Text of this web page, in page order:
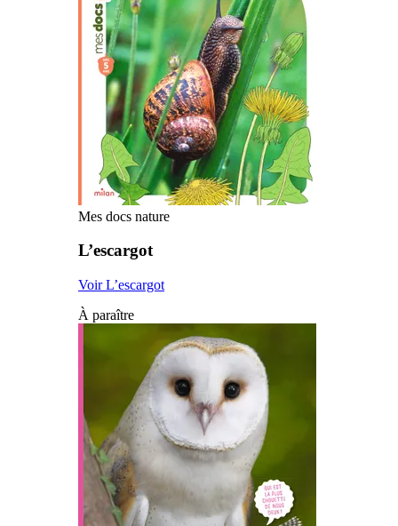
Mes docs nature
L’escargot
Voir L’escargot
À paraître